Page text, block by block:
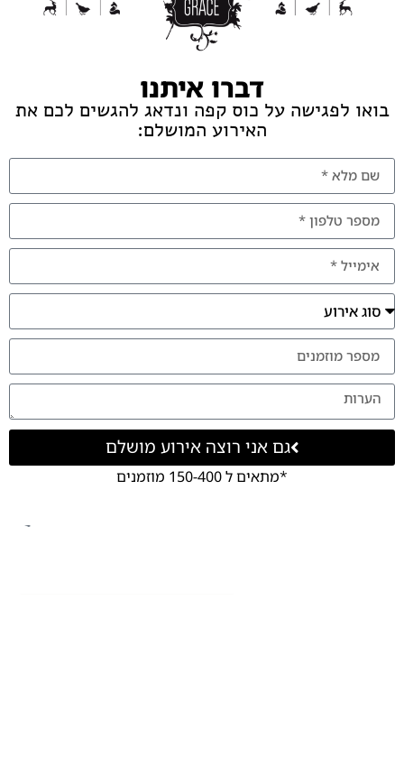
דברו איתנו
בואו לפגישה על כוס קפה ונדאג להגשים לכם את
האירוע המושלם:
גם אני רוצה אירוע מושלם
*מתאים ל 150-400 מוזמנים